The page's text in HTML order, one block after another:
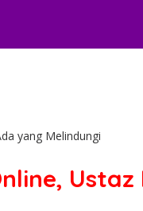
yang Melindungi
Ustaz